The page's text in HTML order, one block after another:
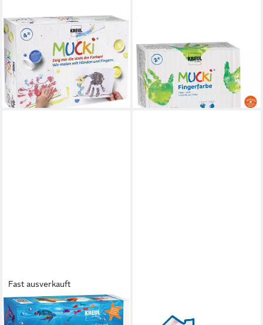
KREUL
Bastelfarbe Kreul Fingerfarbe
Mucki Wir malen mit Händen
und
ab 17,09 €
lieferbar - in 3-4 Werktagen bei dir
Fingerfarbe KREUL
Fingerfarben MUCKi 6x150ml
ab 20,44 €
UVP 23,99 €
-15%
lieferbar - in 2-3 Werktagen bei dir
Fast ausverkauft
KREUL
Bastelfarbe Window Color Set Aquarellstifte KREUL